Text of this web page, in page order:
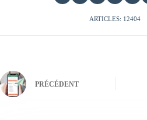
ARTICLES: 12404
PRÉCÉDENT